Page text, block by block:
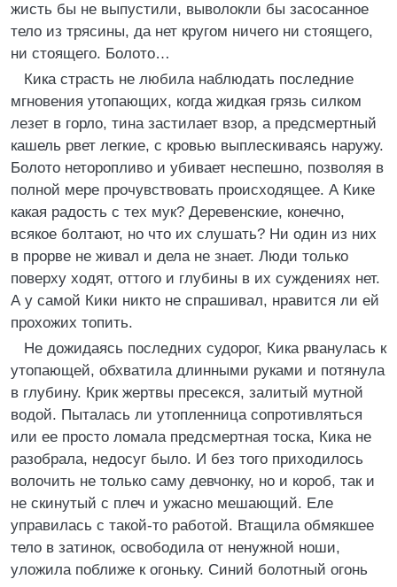
жисть бы не выпустили, выволокли бы засосанное
тело из трясины, да нет кругом ничего ни стоящего,
ни стоящего. Болото…
Кика страсть не любила наблюдать последние
мгновения утопающих, когда жидкая грязь силком
лезет в горло, тина застилает взор, а предсмертный
кашель рвет легкие, с кровью выплескиваясь наружу.
Болото неторопливо и убивает неспешно, позволяя в
полной мере прочувствовать происходящее. А Кике
какая радость с тех мук? Деревенские, конечно,
всякое болтают, но что их слушать? Ни один из них
в прорве не живал и дела не знает. Люди только
поверху ходят, оттого и глубины в их суждениях нет.
А у самой Кики никто не спрашивал, нравится ли ей
прохожих топить.
Не дожидаясь последних судорог, Кика рванулась к
утопающей, обхватила длинными руками и потянула
в глубину. Крик жертвы пресекся, залитый мутной
водой. Пыталась ли утопленница сопротивляться
или ее просто ломала предсмертная тоска, Кика не
разобрала, недосуг было. И без того приходилось
волочить не только саму девчонку, но и короб, так и
не скинутый с плеч и ужасно мешающий. Еле
управилась с такой-то работой. Втащила обмякшее
тело в затинок, освободила от ненужной ноши,
уложила поближе к огоньку. Синий болотный огонь